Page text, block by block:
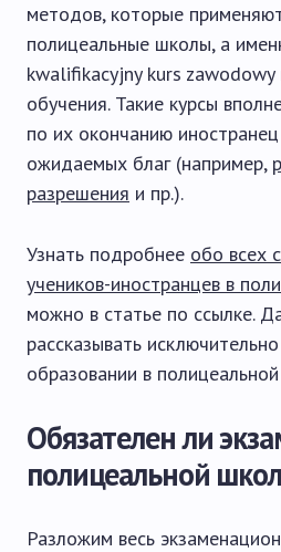
методов, которые
полицеальные школы, а
kwalifikacyjny kurs zawodowy
обучения. Такие курсы
по их окончанию
ожидаемых благ (например,
разрешения и пр.).
Узнать подробнее обо всех
учеников-иностранцев в
можно в статье по ссылке.
рассказывать
образовании в
Обязателен ли
полицеальной
Разложим весь